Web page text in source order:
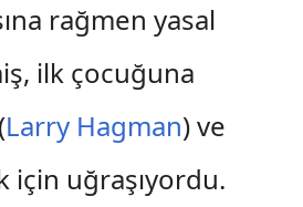
rağmen yasal
ilk çocuğuna
Larry Hagman) ve
uğraşıyordu.